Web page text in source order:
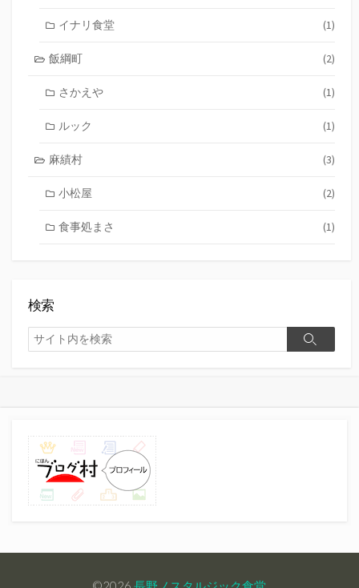
イナリ食堂 (1)
飯綱町 (2)
さかえや (1)
ルック (1)
麻績村 (3)
小松屋 (2)
食事処まさ (1)
検索
検
索
検